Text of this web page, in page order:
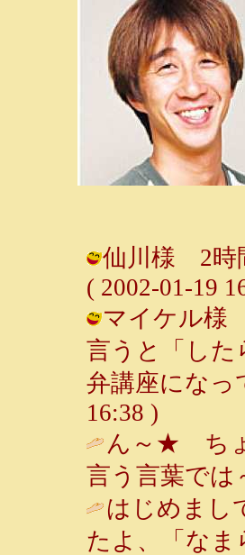
仙川様 2時
( 2002-01-19
マイケル様
言うと「した
弁講座になっ
16:38 )
ん～★ ち
言う言葉で
はじめまし
たよ、「なま